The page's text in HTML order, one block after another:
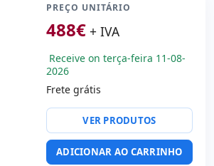
PREÇO UNITÁRIO
488€ + IVA
Receive on terça-feira 11-08-
2026
Frete grátis
VER PRODUTOS
ADICIONAR AO CARRINHO